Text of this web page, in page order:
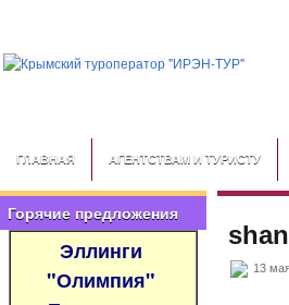
ГЛАВНАЯ АГЕНТСТВАМ И ТУРИСТУ
Горячие предложения
Эллинги
"Олимпия"
13